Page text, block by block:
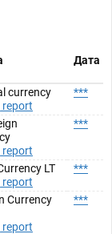
Дата
currency
report
***
report
***
LT
report
***
Currency
report
***